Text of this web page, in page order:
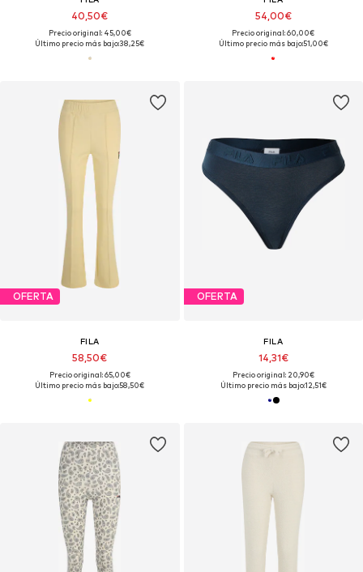
40,50€
Precio original: 45,00€
Último precio más bajo:38,25€
54,00€
Precio original: 60,00€
Último precio más bajo:51,00€
OFERTA
FILA
58,50€
Precio original: 65,00€
Último precio más bajo:58,50€
OFERTA
FILA
14,31€
Precio original: 20,90€
Último precio más bajo:12,51€